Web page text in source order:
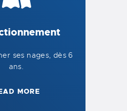
ses nages, dès 6
ans.
MORE